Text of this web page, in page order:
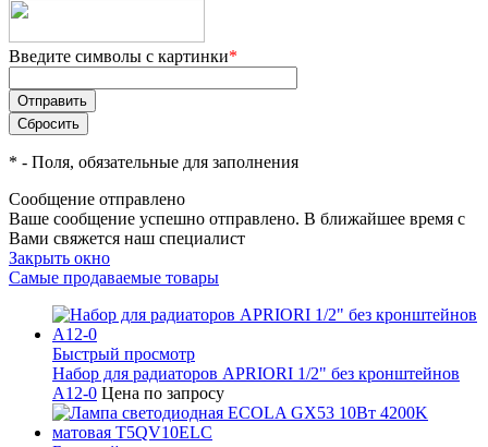
Введите символы с картинки*
* - Поля, обязательные для заполнения
Сообщение отправлено
Ваше сообщение успешно отправлено. В ближайшее время с
Вами свяжется наш специалист
Закрыть окно
Самые продаваемые товары
Быстрый просмотр
Набор для радиаторов APRIORI 1/2" без кронштейнов
A12-0 Цена по запросу